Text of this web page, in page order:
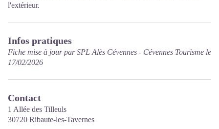
l'extérieur.
Infos pratiques
Fiche mise à jour par SPL Alès Cévennes - Cévennes Tourisme le
17/02/2026
Contact
1 Allée des Tilleuls
30720 Ribaute-les-Tavernes